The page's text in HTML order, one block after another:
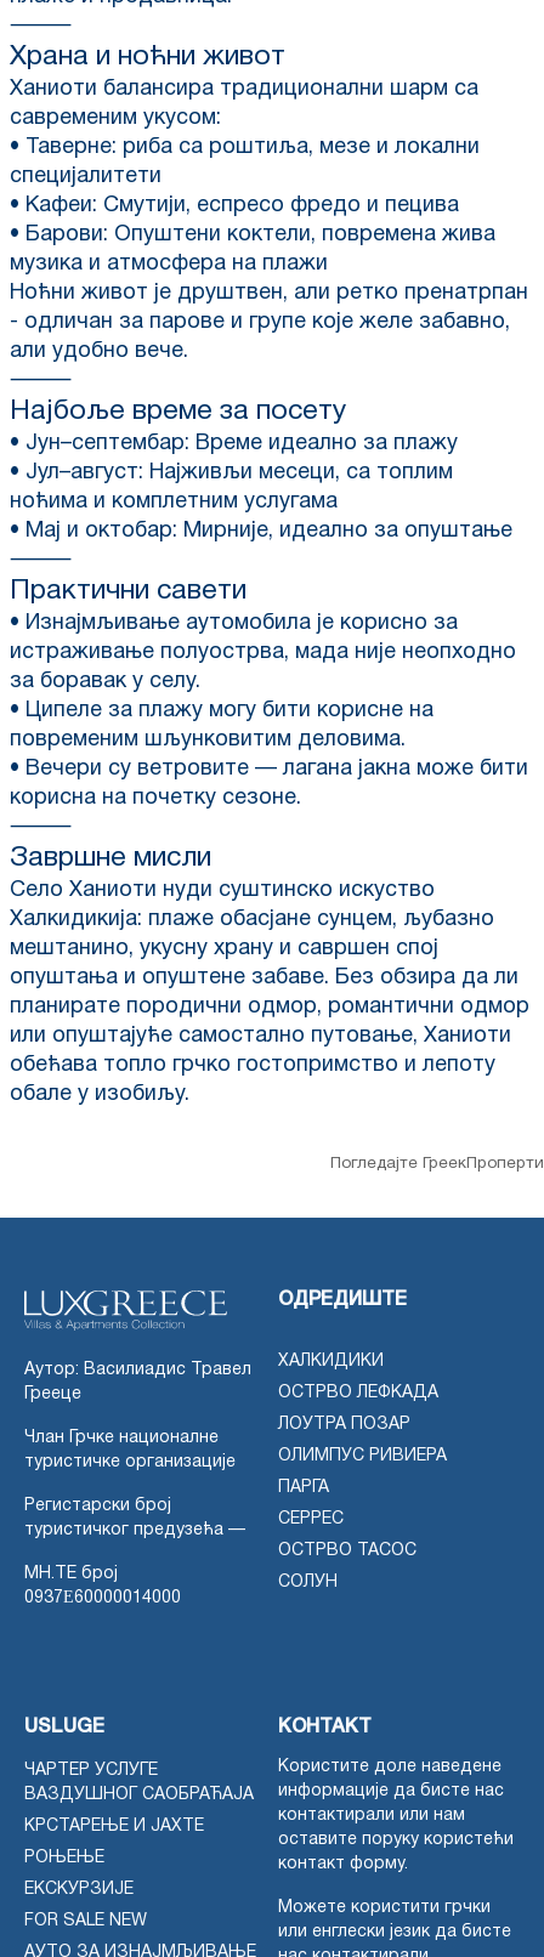
⸻
Храна и ноћни живот
Ханиоти балансира традиционални шарм са
савременим укусом:
• Таверне: риба са роштиља, мезе и локални
специјалитети
• Кафеи: Смутији, еспресо фредо и пецива
• Барови: Опуштени коктели, повремена жива
музика и атмосфера на плажи
Ноћни живот је друштвен, али ретко пренатрпан
- одличан за парове и групе које желе забавно,
али удобно вече.
⸻
Најбоље време за посету
• Јун–септембар: Време идеално за плажу
• Јул–август: Најживљи месеци, са топлим
ноћима и комплетним услугама
• Мај и октобар: Мирније, идеално за опуштање
⸻
Практични савети
• Изнајмљивање аутомобила је корисно за
истраживање полуострва, мада није неопходно
за боравак у селу.
• Ципеле за плажу могу бити корисне на
повременим шљунковитим деловима.
• Вечери су ветровите — лагана јакна може бити
корисна на почетку сезоне.
⸻
Завршне мисли
Село Ханиоти нуди суштинско искуство
Халкидикија: плаже обасјане сунцем, љубазно
мештанино, укусну храну и савршен спој
опуштања и опуштене забаве. Без обзира да ли
планирате породични одмор, романтични одмор
или опуштајуће самостално путовање, Ханиоти
обећава топло грчко гостопримство и лепоту
обале у изобиљу.
Погледајте ГреекПроперти
Аутор: Василиадис Травел
Грееце
Члан Грчке националне
туристичке организације
Регистарски број
туристичког предузећа —
MH.TE број
0937Ε60000014000
ОДРЕДИШТЕ
ХАЛКИДИКИ
ОСТРВО ЛЕФКАДА
ЛОУТРА ПОЗАР
ОЛИМПУС РИВИЕРА
ПАРГА
СЕРРЕС
ОСТРВО ТАСОС
СОЛУН
USLUGE
ЧАРТЕР УСЛУГЕ
ВАЗДУШНОГ САОБРАЋАЈА
КРСТАРЕЊЕ И ЈАХТЕ
РОЊЕЊЕ
ЕКСКУРЗИЈЕ
FOR SALE NEW
АУТО ЗА ИЗНАЈМЉИВАЊЕ
КОНТАКТ
Користите доле наведене
информације да бисте нас
контактирали или нам
оставите поруку користећи
контакт форму.
Можете користити грчки
или енглески језик да бисте